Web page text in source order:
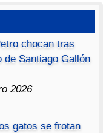
chocan tras
de Santiago Gallón
2026
gatos se frotan